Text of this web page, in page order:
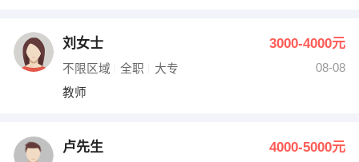
刘女士 3000-4000元
不限区域 全职 大专
08-08
教师
卢先生 4000-5000元